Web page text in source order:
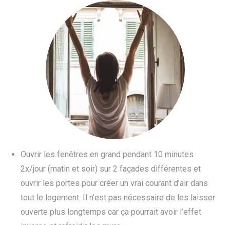
Ouvrir les fenêtres en grand pendant 10 minutes
2x/jour (matin et soir) sur 2 façades différentes et
ouvrir les portes pour créer un vrai courant d’air dans
tout le logement. Il n’est pas nécessaire de les laisser
ouverte plus longtemps car ça pourrait avoir l’effet